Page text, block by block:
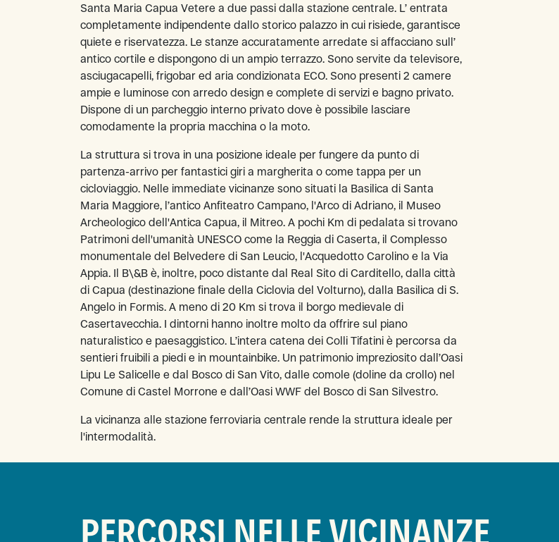
Santa Maria Capua Vetere a due passi dalla stazione centrale. L’ entrata
completamente indipendente dallo storico palazzo in cui risiede, garantisce
quiete e riservatezza. Le stanze accuratamente arredate si affacciano sull’
antico cortile e dispongono di un ampio terrazzo. Sono servite da televisore,
asciugacapelli, frigobar ed aria condizionata ECO. Sono presenti 2 camere
ampie e luminose con arredo design e complete di servizi e bagno privato.
Dispone di un parcheggio interno privato dove è possibile lasciare
comodamente la propria macchina o la moto.
La struttura si trova in una posizione ideale per fungere da punto di
partenza-arrivo per fantastici giri a margherita o come tappa per un
cicloviaggio. Nelle immediate vicinanze sono situati la Basilica di Santa
Maria Maggiore, l’antico Anfiteatro Campano, l'Arco di Adriano, il Museo
Archeologico dell'Antica Capua, il Mitreo. A pochi Km di pedalata si trovano
Patrimoni dell'umanità UNESCO come la Reggia di Caserta, il Complesso
monumentale del Belvedere di San Leucio, l'Acquedotto Carolino e la Via
Appia. Il B\&B è, inoltre, poco distante dal Real Sito di Carditello, dalla città
di Capua (destinazione finale della Ciclovia del Volturno), dalla Basilica di S.
Angelo in Formis. A meno di 20 Km si trova il borgo medievale di
Casertavecchia. I dintorni hanno inoltre molto da offrire sul piano
naturalistico e paesaggistico. L’intera catena dei Colli Tifatini è percorsa da
sentieri fruibili a piedi e in mountainbike. Un patrimonio impreziosito dall’Oasi
Lipu Le Salicelle e dal Bosco di San Vito, dalle comole (doline da crollo) nel
Comune di Castel Morrone e dall’Oasi WWF del Bosco di San Silvestro.
La vicinanza alle stazione ferroviaria centrale rende la struttura ideale per
l'intermodalità.
PERCORSI NELLE VICINANZE